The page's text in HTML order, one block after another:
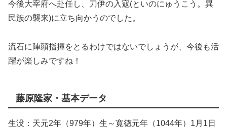
今後大宰府へ赴任し、刀伊の入寇(といのにゅうこう。異
民族の襲来)に立ち向かうのでした。
流石に陣頭指揮をとるわけではないでしょうが、今後も活
躍が楽しみですね！
藤原隆家・基本データ
生没：天元2年（979年）生～寛徳元年（1044年）1月1日